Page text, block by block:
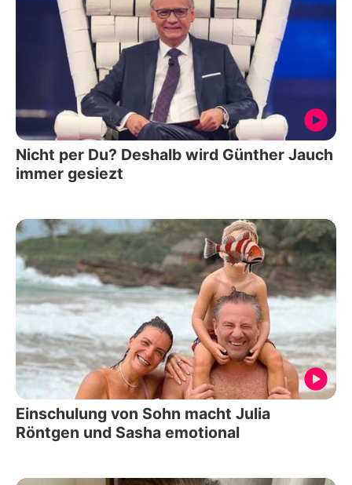
Nicht per Du? Deshalb wird Günther Jauch
immer gesiezt
Einschulung von Sohn macht Julia
Röntgen und Sasha emotional